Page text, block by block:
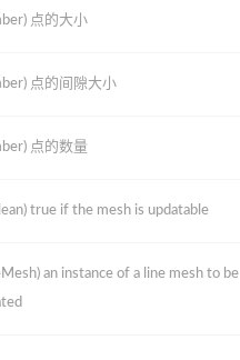
点的大小
点的间隙大小
点的数量
true if the mesh is updatable
an instance of a line mesh to be